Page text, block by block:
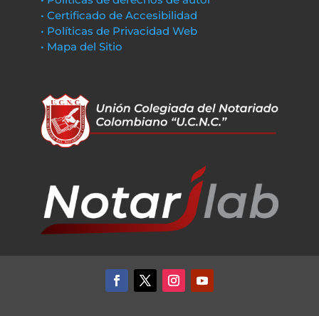
• Certificado de Accesibilidad
• Políticas de Privacidad Web
• Mapa del Sitio